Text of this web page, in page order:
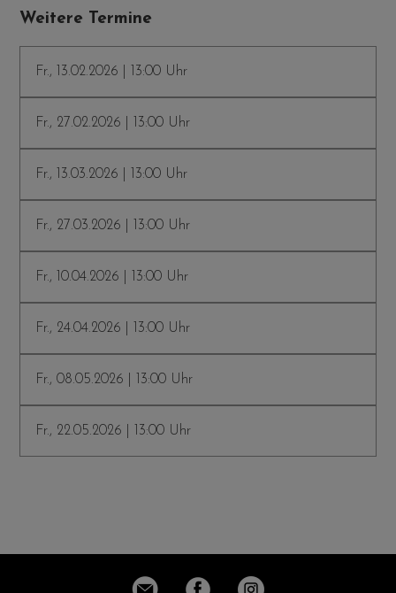
Weitere Termine
Fr., 13.02.2026 | 13:00 Uhr
Fr., 27.02.2026 | 13:00 Uhr
Fr., 13.03.2026 | 13:00 Uhr
Fr., 27.03.2026 | 13:00 Uhr
Fr., 10.04.2026 | 13:00 Uhr
Fr., 24.04.2026 | 13:00 Uhr
Fr., 08.05.2026 | 13:00 Uhr
Fr., 22.05.2026 | 13:00 Uhr